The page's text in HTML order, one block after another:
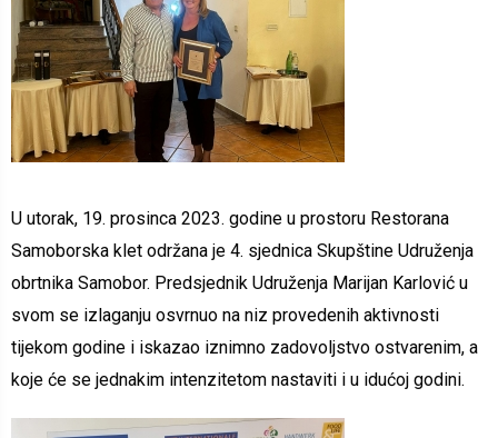
U utorak, 19. prosinca 2023. godine u prostoru Restorana
Samoborska klet održana je 4. sjednica Skupštine Udruženja
obrtnika Samobor. Predsjednik Udruženja Marijan Karlović u
svom se izlaganju osvrnuo na niz provedenih aktivnosti
tijekom godine i iskazao iznimno zadovoljstvo ostvarenim, a
koje će se jednakim intenzitetom nastaviti i u idućoj godini.